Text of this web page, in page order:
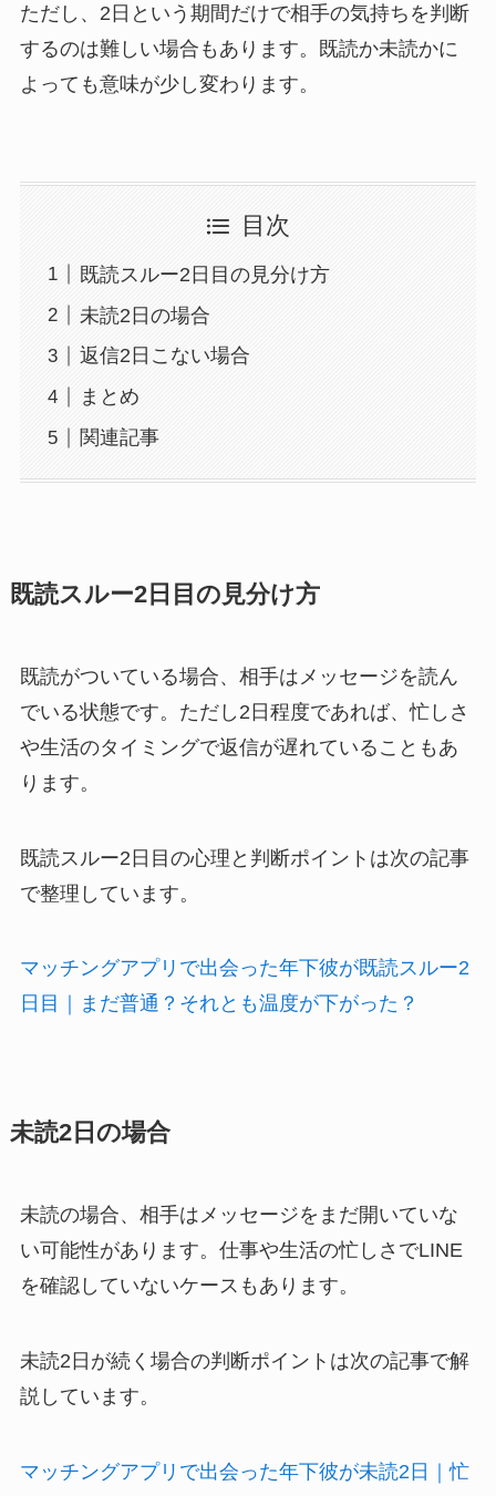
ただし、2日という期間だけで相手の気持ちを判断
するのは難しい場合もあります。既読か未読かに
よっても意味が少し変わります。
目次
既読スルー2日目の見分け方
未読2日の場合
返信2日こない場合
まとめ
関連記事
既読スルー2日目の見分け方
既読がついている場合、相手はメッセージを読ん
でいる状態です。ただし2日程度であれば、忙しさ
や生活のタイミングで返信が遅れていることもあ
ります。
既読スルー2日目の心理と判断ポイントは次の記事
で整理しています。
マッチングアプリで出会った年下彼が既読スルー2
日目｜まだ普通？それとも温度が下がった？
未読2日の場合
未読の場合、相手はメッセージをまだ開いていな
い可能性があります。仕事や生活の忙しさでLINE
を確認していないケースもあります。
未読2日が続く場合の判断ポイントは次の記事で解
説しています。
マッチングアプリで出会った年下彼が未読2日｜忙